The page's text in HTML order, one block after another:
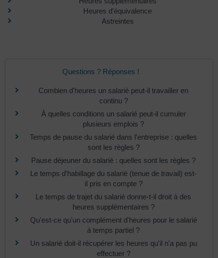
Heures d'équivalence
Astreintes
Questions ? Réponses !
Combien d'heures un salarié peut-il travailler en
continu ?
À quelles conditions un salarié peut-il cumuler
plusieurs emplois ?
Temps de pause du salarié dans l'entreprise : quelles
sont les règles ?
Pause déjeuner du salarié : quelles sont les règles ?
Le temps d'habillage du salarié (tenue de travail) est-
il pris en compte ?
Le temps de trajet du salarié donne-t-il droit à des
heures supplémentaires ?
Qu'est-ce qu'un complément d'heures pour le salarié
à temps partiel ?
Un salarié doit-il récupérer les heures qu'il n'a pas pu
effectuer ?